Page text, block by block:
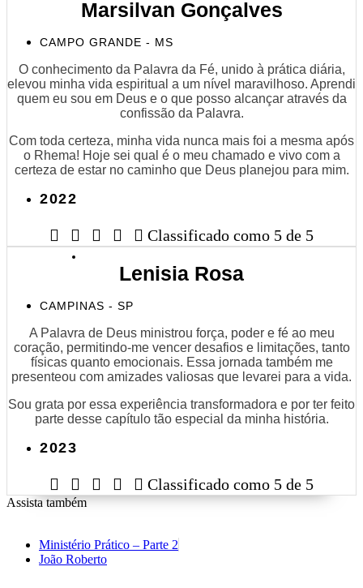
Marsilvan Gonçalves
CAMPO GRANDE - MS
O conhecimento da Palavra da Fé, unido à prática diária,
elevou minha vida espiritual a um nível maravilhoso. Aprendi
quem eu sou em Deus e o que posso alcançar através da
confissão da Palavra.
Com toda certeza, minha vida nunca mais foi a mesma após
o Rhema! Hoje sei qual é o meu chamado e vivo com a
certeza de estar no caminho que Deus planejou para mim.
2022
     Classificado como 5 de 5
Lenisia Rosa
CAMPINAS - SP
A Palavra de Deus ministrou força, poder e fé ao meu
coração, permitindo-me vencer desafios e limitações, tanto
físicas quanto emocionais. Essa jornada também me
presenteou com amizades valiosas que levarei para a vida.
Sou grata por essa experiência transformadora e por ter feito
parte desse capítulo tão especial da minha história.
2023
     Classificado como 5 de 5
Assista também
Ministério Prático – Parte 2
João Roberto